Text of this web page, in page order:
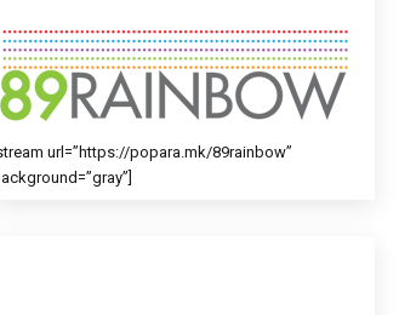
url=”https://popara.mk/89rainbow”